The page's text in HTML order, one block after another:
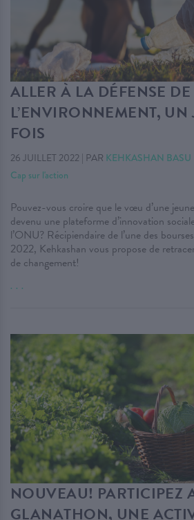
ALLER À LA DÉFENSE DE
L’ENVIRONNEMENT,
FOIS
26 JUILLET 2022 | PAR KEHKASHAN BASU
Cap sur l'action
Pouvez-vous croire que le vœu d’une
devenu une plateforme d’innovation
l’ONU? Récipiendaire de l’une des
2022, Kehkashan vous propose de
de changement!
. . .
NOUVEAU! PARTICIPEZ
GLANATHON, UNE